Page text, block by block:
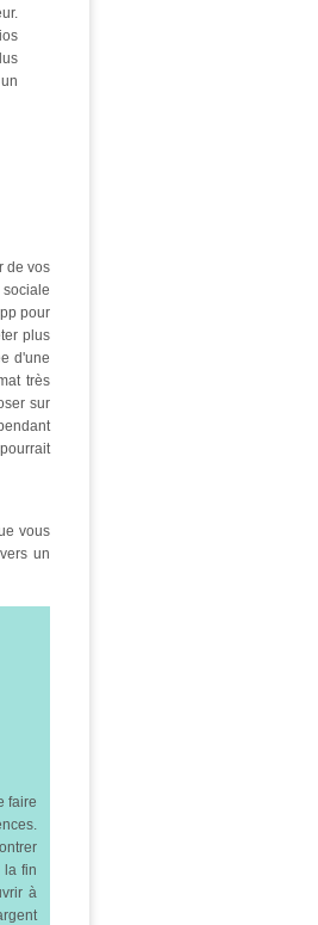
de vos
pour
plus
d'une
très
sur
vous
un
faire
la fin
à